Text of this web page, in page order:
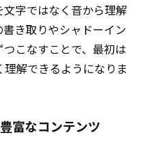
字ではなく音から理解
き取りやシャドーイン
こなすことで、最初は
解できるようになりま
富なコンテンツ